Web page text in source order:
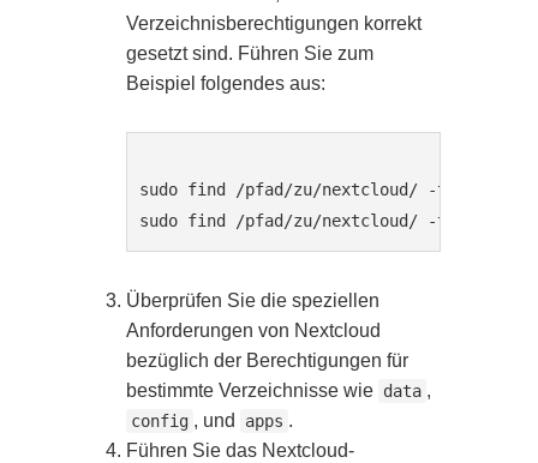
Verzeichnisberechtigungen korrekt
gesetzt sind. Führen Sie zum
Beispiel folgendes aus:
sudo find /pfad/zu/nextcloud/ -type d -
Überprüfen Sie die speziellen
Anforderungen von Nextcloud
bezüglich der Berechtigungen für
bestimmte Verzeichnisse wie data ,
config , und apps .
Führen Sie das Nextcloud-